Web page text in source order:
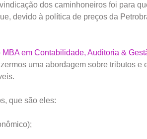
dos caminhoneiros foi para
devido à política de preços da
MBA em Contabilidade, Auditoria &
uma abordagem sobre tributos e
que são eles: